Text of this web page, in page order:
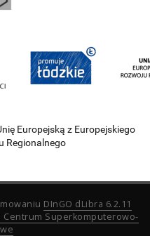
Europejską z Europejskiego
Regionalnego
DInGO dLibra 6.2.11
Centrum Superkomputerowo-